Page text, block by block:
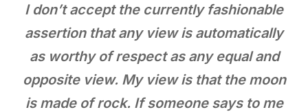
I don’t accept the currently fashionable
assertion that any view is automatically
as worthy of respect as any equal and
opposite view. My view is that the moon
is made of rock. If someone says to me